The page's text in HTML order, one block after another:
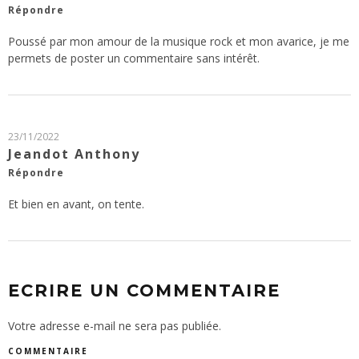
Répondre
Poussé par mon amour de la musique rock et mon avarice, je me
permets de poster un commentaire sans intérêt.
23/11/2022
Jeandot Anthony
Répondre
Et bien en avant, on tente.
ECRIRE UN COMMENTAIRE
Votre adresse e-mail ne sera pas publiée.
COMMENTAIRE